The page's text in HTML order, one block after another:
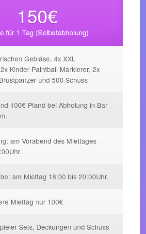
150€
für 1 Tag (Selbstabholung)
Gebläse, 4x XXL
Kinder Paintball Markierer, 2x
und 500 Schuss
100€ Pfand bei Abholung in Bar
am Vorabend des Miettages
am Miettag 18:00 bis 20:00Uhr.
Miettag nur 100€
Sets, Deckungen und Schuss